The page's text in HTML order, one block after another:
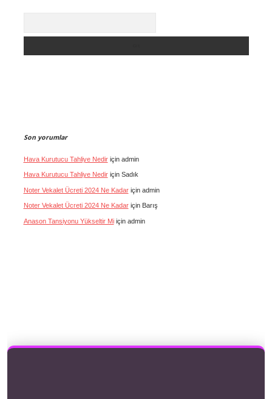
Son yorumlar
Hava Kurutucu Tahliye Nediriçin admin
Hava Kurutucu Tahliye Nediriçin Sadık
Noter Vekalet Ücreti 2024 Ne Kadariçin admin
Noter Vekalet Ücreti 2024 Ne Kadariçin Barış
Anason Tansiyonu Yükseltir Miiçin admin